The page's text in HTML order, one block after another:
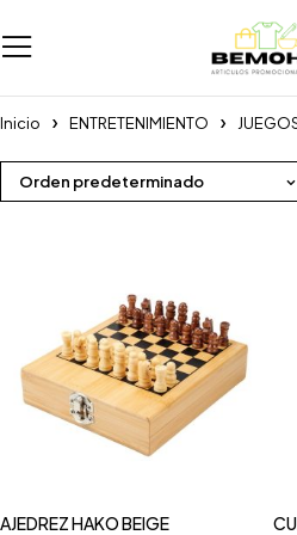
Inicio ENTRETENIMIENTO
Orden predeterminado
AJEDREZ HAKO BEIGE